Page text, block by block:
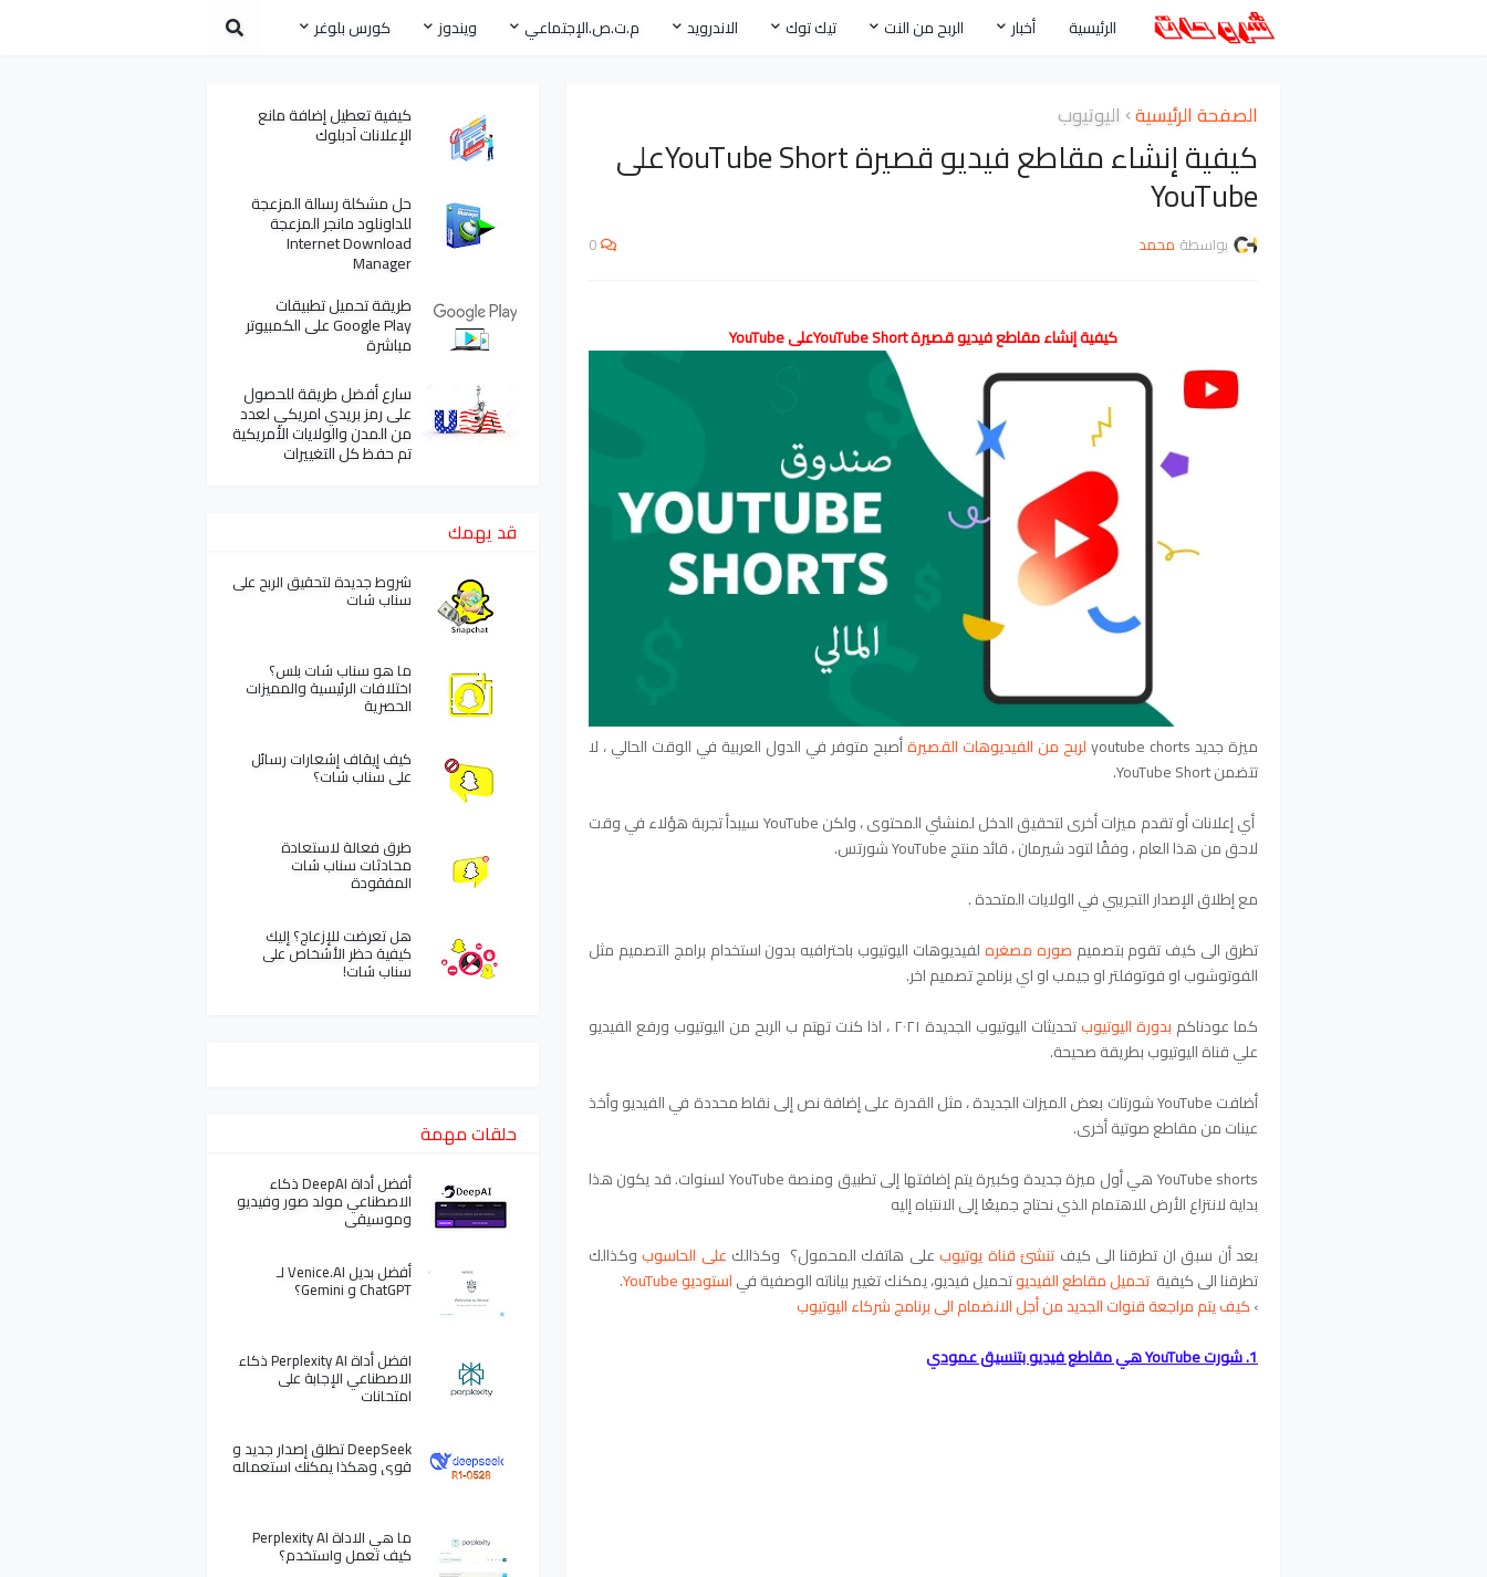
الرئيسية أخبار الربح من النت تيك توك الاندرويد م.ت.ص.الإجتماعي ويندوز كورس بلوغر
الصفحة الرئيسية اليوتيوب
كيفية إنشاء مقاطع فيديو قصيرة YouTube Shortعلى
YouTube
بواسطة محمد 0
كيفية إنشاء مقاطع فيديو قصيرةYouTube Shortعلى YouTube
ميزة جديد youtube chorts لربح من الفيديوهات القصيرةأصبح متوفر في الدول العربية في الوقت الحالي ، لا
تتضمن YouTube Short.
أي إعلانات أو تقدم ميزات أخرى لتحقيق الدخل لمنشئي المحتوى ، ولكن YouTube سيبدأ
تجربة هؤلاء في وقت
لاحق من هذا العام ، وفقًا لتود شيرمان ، قائد منتج YouTube شورتس.
مع إطلاق الإصدار التجريبي في الولايات المتحدة .
تطرق الى كيف تقوم بتصميم صوره مصغرهلفيديوهات اليوتيوب باحترافيه بدون استخدام برامج التصميم مثل
الفوتوشوب او فوتوفلتر او جيمب او اي برنامج تصميم اخر.
كما عودناكم بدورة اليوتيوب
تحديثات اليوتيوب الجديدة ٢٠٢١ ، اذا كنت تهتم ب الربح من اليوتيوب ورفع الفيديو
علي قناة اليوتيوب بطريقة صحيحة.
أضافت YouTube شورتات بعض الميزات الجديدة ، مثل القدرة على إضافة نص إلى نقاط محددة في الفيديو وأخذ
عينات من مقاطع صوتية أخرى.
YouTube shorts هي أول ميزة جديدة وكبيرة يتم إضافتها إلى تطبيق ومنصة YouTube لسنوات. قد يكون هذا
بداية لانتزاع الأرض للاهتمام الذي نحتاج جميعًا إلى الانتباه إليه
بعد أن سبق ان تطرقنا الى كيف تنشئ قناة يوتيوبعلى هاتفك المحمول؟ وكذالك على الحاسوبوكذالك
تطرقنا الى كيفية تحميل مقاطع الفيديوتحميل فيديو، يمكنك تغيير بياناته الوصفية فياستوديو YouTube
.
›كيف يتم مراجعة قنوات الجديد من أجل الانضمام الى برنامج شركاء اليوتيوب
1. شورت YouTube هي مقاطع فيديو بتنسيق عمودي
كيفية تعطيل إضافة مانع
الإعلانات آدبلوك
حل مشكلة رسالة المزعجة
للداونلود مانجر المزعجة
Internet Download
Manager
طريقة تحميل تطبيقات
Google Play على الكمبيوتر
مباشرة
سارع أفضل طريقة للحصول
على رمز بريدي امريكي لعدد
من المدن والولايات الأمريكية
تم حفظ كل التغييرات
قد يهمك
شروط جديدة لتحقيق الربح على
سناب شات
ما هو سناب شات بلس؟
اختلافات الرئيسية والمميزات
الحصرية
كيف إيقاف إشعارات رسائل
على سناب شات؟
طرق فعالة لاستعادة
محادثات سناب شات
المفقودة
هل تعرضت للإزعاج؟ إليك
كيفية حظر الأشخاص على
سناب شات!
حلقات مهمة
أفضل أداة DeepAI ذكاء
الاصطناعي مولد صور وفيديو
وموسيقى
أفضل بديل Venice.AI لـ
ChatGPT و Gemini؟
افضل أداة Perplexity AI ذكاء
الاصطناعي الإجابة على
امتحانات
DeepSeek تطلق إصدار جديد و
قوي وهكذا يمكنك استعماله
ما هي الاداة Perplexity AI
كيف تعمل واستخدم؟